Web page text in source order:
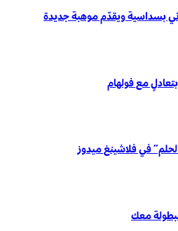
ويقدّم موهبة جديدة
مع فولهام
في فلاشينغ ميدوز
معك